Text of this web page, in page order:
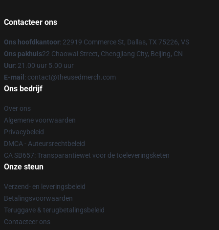
Contacteer ons
Ons hoofdkantoor: 22919 Commerce St, Dallas, TX 75226, VS
Ons pakhuis22 Chaowai Street, Chengjiang City, Beijing, CN
Uur: 21.00 uur 5.00 uur
E-mail : contact@theusedmerch.com
Ons bedrijf
Over ons
Algemene voorwaarden
Privacybeleid
DMCA - Auteursrechtbeleid
CA SB657: Transparantiewet voor de toeleveringsketen
Onze steun
Verzend- en leveringsbeleid
Betalingsvoorwaarden
Teruggave & terugbetalingsbeleid
Contacteer ons